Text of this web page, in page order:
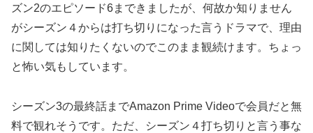
ズン2のエピソード6まできましたが、何故か知りません
がシーズン４からは打ち切りになった言うドラマで、理由
に関しては知りたくないのでこのまま観続けます。ちょっ
と怖い気もしています。
シーズン3の最終話までAmazon Prime Videoで会員だと無
料で観れそうです。ただ、シーズン４打ち切りと言う事な